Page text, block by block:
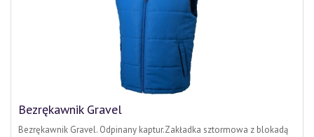
Bezrękawnik Gravel
Bezrękawnik Gravel. Odpinany kaptur.Zakładka sztormowa z blokadą